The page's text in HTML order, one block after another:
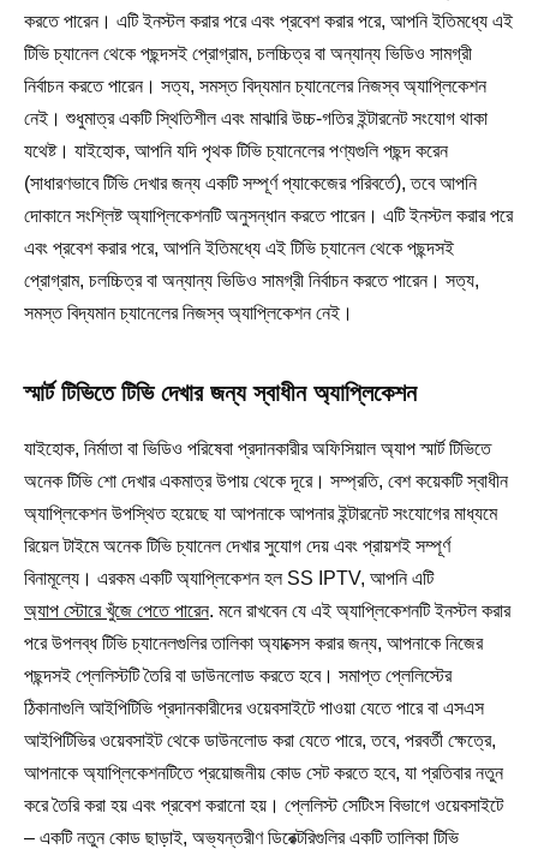
করতে পারেন। এটি ইনস্টল করার পরে এবং প্রবেশ করার পরে, আপনি ইতিমধ্যে এই
টিভি চ্যানেল থেকে পছন্দসই প্রোগ্রাম, চলচ্চিত্র বা অন্যান্য ভিডিও সামগ্রী
নির্বাচন করতে পারেন। সত্য, সমস্ত বিদ্যমান চ্যানেলের নিজস্ব অ্যাপ্লিকেশন
নেই। শুধুমাত্র একটি স্থিতিশীল এবং মাঝারি উচ্চ-গতির ইন্টারনেট সংযোগ থাকা
যথেষ্ট। যাইহোক, আপনি যদি পৃথক টিভি চ্যানেলের পণ্যগুলি পছন্দ করেন
(সাধারণভাবে টিভি দেখার জন্য একটি সম্পূর্ণ প্যাকেজের পরিবর্তে), তবে আপনি
দোকানে সংশ্লিষ্ট অ্যাপ্লিকেশনটি অনুসন্ধান করতে পারেন। এটি ইনস্টল করার পরে
এবং প্রবেশ করার পরে, আপনি ইতিমধ্যে এই টিভি চ্যানেল থেকে পছন্দসই
প্রোগ্রাম, চলচ্চিত্র বা অন্যান্য ভিডিও সামগ্রী নির্বাচন করতে পারেন। সত্য,
সমস্ত বিদ্যমান চ্যানেলের নিজস্ব অ্যাপ্লিকেশন নেই।
স্মার্ট টিভিতে টিভি দেখার জন্য স্বাধীন অ্যাপ্লিকেশন
যাইহোক, নির্মাতা বা ভিডিও পরিষেবা প্রদানকারীর অফিসিয়াল অ্যাপ স্মার্ট টিভিতে
অনেক টিভি শো দেখার একমাত্র উপায় থেকে দূরে। সম্প্রতি, বেশ কয়েকটি স্বাধীন
অ্যাপ্লিকেশন উপস্থিত হয়েছে যা আপনাকে আপনার ইন্টারনেট সংযোগের মাধ্যমে
রিয়েল টাইমে অনেক টিভি চ্যানেল দেখার সুযোগ দেয় এবং প্রায়শই সম্পূর্ণ
বিনামূল্যে। এরকম একটি অ্যাপ্লিকেশন হল SS IPTV, আপনি এটি
অ্যাপ স্টোরে খুঁজে পেতে পারেন. মনে রাখবেন যে এই অ্যাপ্লিকেশনটি ইনস্টল করার
পরে উপলব্ধ টিভি চ্যানেলগুলির তালিকা অ্যাক্সেস করার জন্য, আপনাকে নিজের
পছন্দসই প্লেলিস্টটি তৈরি বা ডাউনলোড করতে হবে। সমাপ্ত প্লেলিস্টের
ঠিকানাগুলি আইপিটিভি প্রদানকারীদের ওয়েবসাইটে পাওয়া যেতে পারে বা এসএস
আইপিটিভির ওয়েবসাইট থেকে ডাউনলোড করা যেতে পারে, তবে, পরবর্তী ক্ষেত্রে,
আপনাকে অ্যাপ্লিকেশনটিতে প্রয়োজনীয় কোড সেট করতে হবে, যা প্রতিবার নতুন
করে তৈরি করা হয় এবং প্রবেশ করানো হয়। প্লেলিস্ট সেটিংস বিভাগে ওয়েবসাইটে
– একটি নতুন কোড ছাড়াই, অভ্যন্তরীণ ডিরেক্টরিগুলির একটি তালিকা টিভি